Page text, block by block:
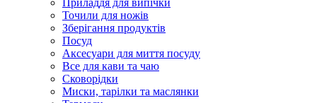
Точили для ножів
Зберігання продуктів
Посуд
Аксесуари для миття посуду
Все для кави та чаю
Сковорідки
Миски, тарілки та маслянки